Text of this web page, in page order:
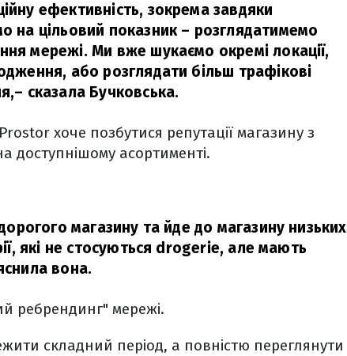
ефективність, зокрема завдяки
на цільовий показник – розглядатимемо
мережі. Ми вже шукаємо окремі локації,
або розглядати більш трафікові
– сказала Бучковська.
хоче позбутися репутації магазину з
доступнішому асортименті.
магазину та йде до магазину низьких
які не стосуються drogerie, але мають
вона.
ребрендинг" мережі.
складний період, а повністю переглянути